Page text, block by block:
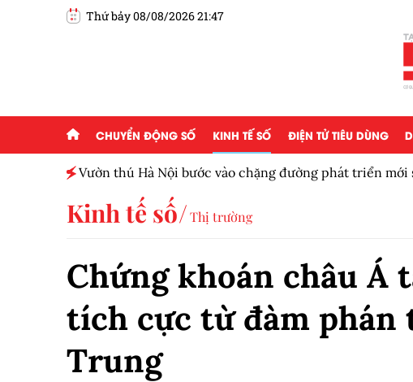
Thứ bảy 08/08/2026 21:47
CHUYỂN ĐỘNG SỐ KINH TẾ SỐ ĐIỆN TỬ TIÊU DÙNG
Vườn thú Hà Nội bước vào chặng đường phát triển mới
Kinh tế số Thị trường
Chứng khoán châu Á
tích cực từ đàm phán
Trung